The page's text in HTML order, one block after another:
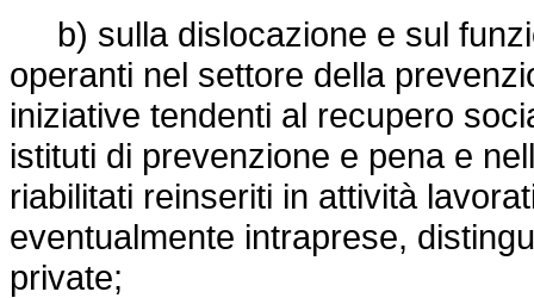
b) sulla dislocazione e sul
operanti nel settore della
iniziative tendenti al recupero
istituti di prevenzione e pena e
riabilitati reinseriti in attività
eventualmente intraprese,
private;